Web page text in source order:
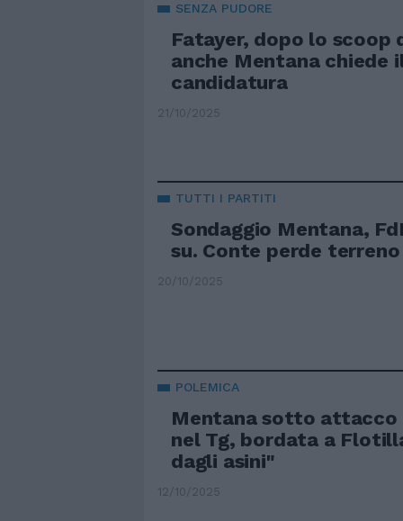
SENZA PUDORE
Fatayer, dopo lo scoop
anche Mentana chiede
candidatura
21/10/2025
TUTTI I PARTITI
Sondaggio Mentana,
su. Conte perde terreno
20/10/2025
POLEMICA
Mentana sotto attacco
nel Tg, bordata a
dagli asini"
12/10/2025